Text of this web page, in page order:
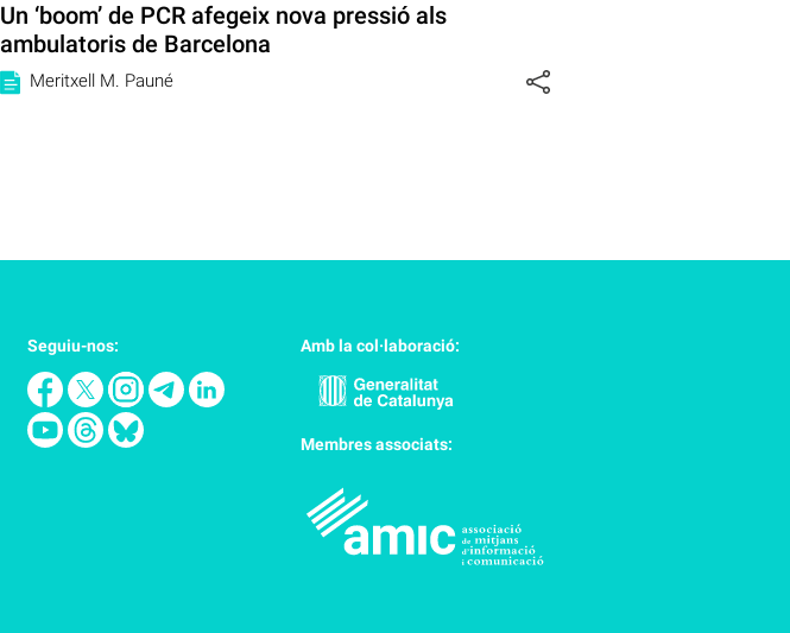
Un ‘boom’ de PCR afegeix nova pressió als
ambulatoris de Barcelona
Meritxell M. Pauné
Seguiu-nos: Amb la col·laboració:
Membres associats: